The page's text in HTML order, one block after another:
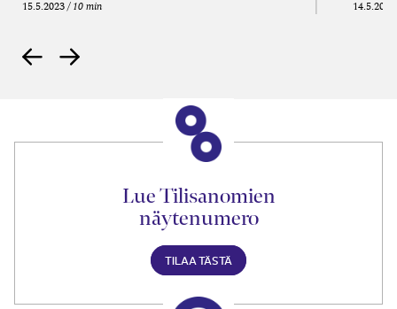
15.5.2023 10 min
14.5.2021
Lue Tilisanomien
näytenumero
TILAA TÄSTÄ